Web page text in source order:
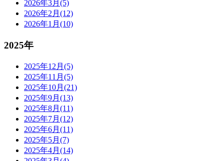
2026年3月(5)
2026年2月(12)
2026年1月(10)
2025年
2025年12月(5)
2025年11月(5)
2025年10月(21)
2025年9月(13)
2025年8月(11)
2025年7月(12)
2025年6月(11)
2025年5月(7)
2025年4月(14)